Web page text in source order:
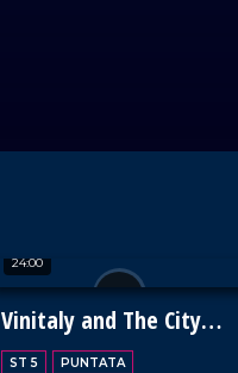
24:00
Vinitaly and The City
2026
ST 5 PUNTATA